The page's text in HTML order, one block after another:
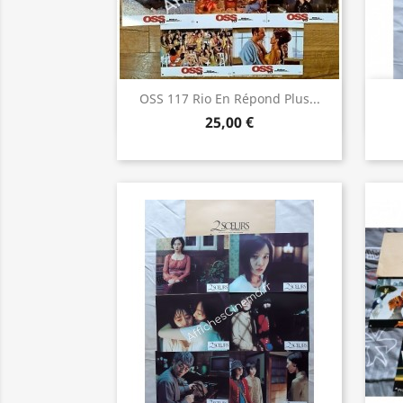
OSS 117 Rio En Répond Plus...
25,00 €
 Aperçu rapide